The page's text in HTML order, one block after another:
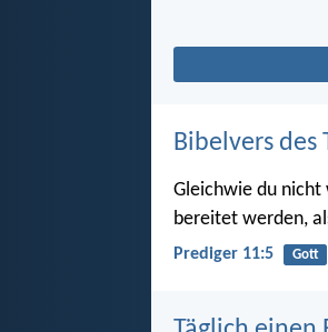
Bibelvers des
Gleichwie du nicht
bereitet werden,
Prediger 11:5 Gott